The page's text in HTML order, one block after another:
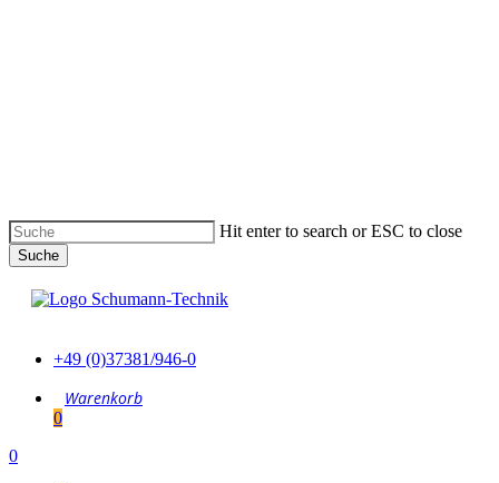
Hit enter to search or ESC to close
Suche
schließen
+49 (0)37381/946-0
0
Menu
0